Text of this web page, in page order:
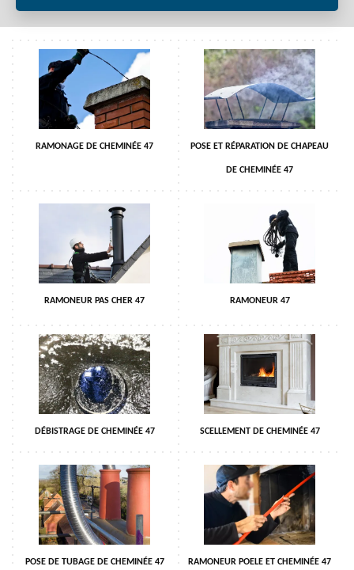
RAMONAGE DE CHEMINÉE 47 POSE ET RÉPARATION DE CHAPEAU
DE CHEMINÉE 47
RAMONEUR PAS CHER 47 RAMONEUR 47
DÉBISTRAGE DE CHEMINÉE 47 SCELLEMENT DE CHEMINÉE 47
POSE DE TUBAGE DE CHEMINÉE 47 RAMONEUR POELE ET CHEMINÉE 47